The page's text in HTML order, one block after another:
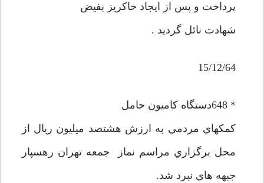
پرداخت و پس از ايجاد خاکريز بفيض
شهادت نائل گرديد .
15/12/64
* 648دستگاه کاميون حامل
کمکهاي مردمي به ارزش هشتصد ميليون ريال از
محل برگزاري مراسم نماز جمعه تهران رهسپار
جبهه هاي نبرد شد.